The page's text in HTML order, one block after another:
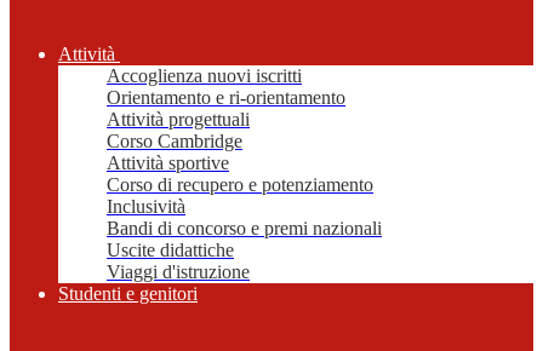
Attività
Accoglienza nuovi iscritti
Orientamento e ri-orientamento
Attività progettuali
Corso Cambridge
Attività sportive
Corso di recupero e potenziamento
Inclusività
Bandi di concorso e premi nazionali
Uscite didattiche
Viaggi d'istruzione
Studenti e genitori